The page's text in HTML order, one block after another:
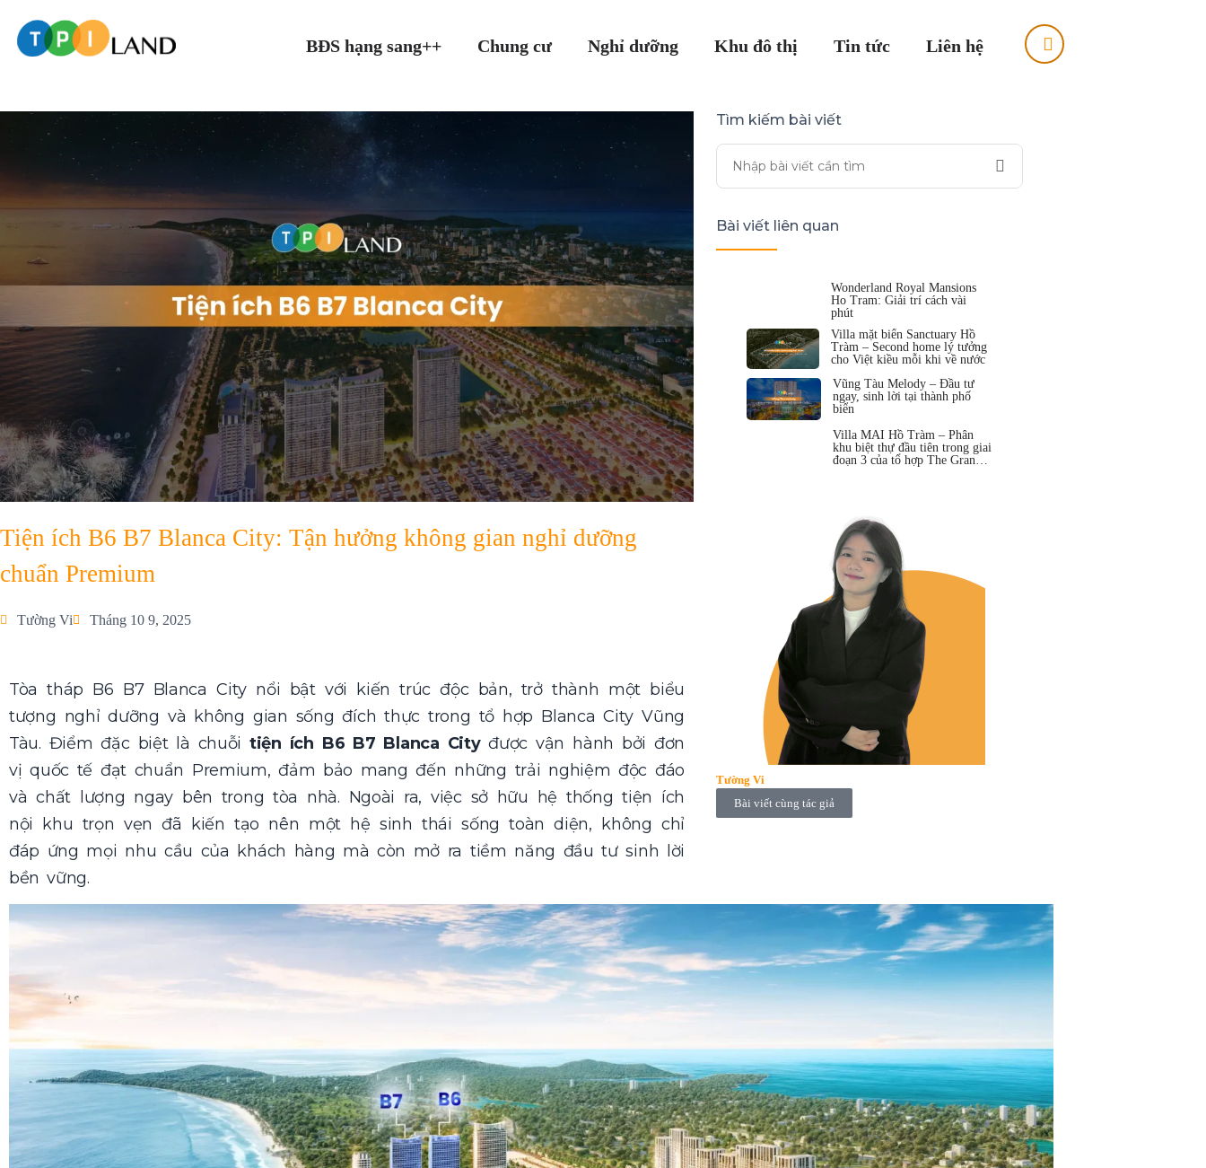
BĐS hạng sang++ Chung cư Nghỉ dưỡng Khu đô thị Tin tức Liên hệ
Tiện ích B6 B7 Blanca City: Tận hưởng không gian nghỉ dưỡng
chuẩn Premium
Tường Vi Tháng 10 9, 2025
Tòa tháp B6 B7 Blanca City nổi bật với kiến trúc độc bản, trở thành một biểu
tượng nghỉ dưỡng và không gian sống đích thực trong tổ hợp Blanca City Vũng
Tàu. Điểm đặc biệt là chuỗitiện ích B6 B7 Blanca Cityđược vận hành bởi đơn
vị quốc tế đạt chuẩn Premium, đảm bảo mang đến những trải nghiệm độc đáo
và chất lượng ngay bên trong tòa nhà. Ngoài ra, việc sở hữu hệ thống tiện ích
nội khu trọn vẹn đã kiến tạo nên một hệ sinh thái sống toàn diện, không chỉ
đáp ứng mọi nhu cầu của khách hàng mà còn mở ra tiềm năng đầu tư sinh lời
bền vững.
Tìm kiếm bài viết
Bài viết liên quan
Wonderland Royal Mansions
Ho Tram: Giải trí cách vài
phút
Villa mặt biển Sanctuary Hồ
Tràm – Second home lý tưởng
cho Việt kiều mỗi khi về nước
Vũng Tàu Melody – Đầu tư
ngay, sinh lời tại thành phố
biển
Villa MAI Hồ Tràm – Phân
khu biệt thự đầu tiên trong giai
đoạn 3 của tổ hợp The Grand
Tường Vi
Bài viết cùng tác giả